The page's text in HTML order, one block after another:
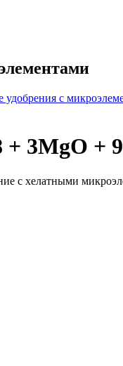
удобрения с
3MgO +
с хелатными